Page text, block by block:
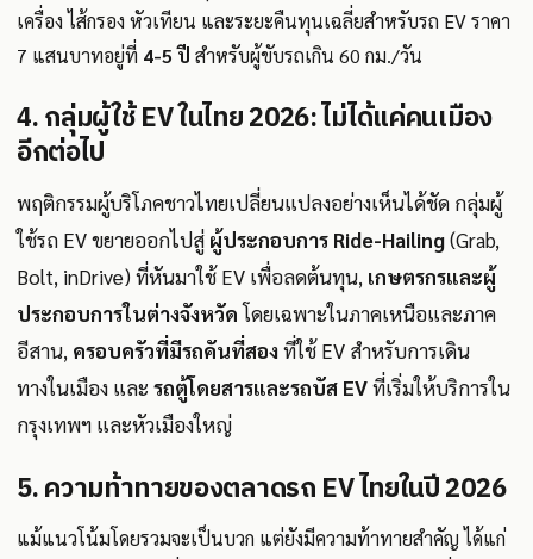
เครื่อง ไส้กรอง หัวเทียน และระยะคืนทุนเฉลี่ยสำหรับรถ EV ราคา
7 แสนบาทอยู่ที่ 4-5 ปี สำหรับผู้ขับรถเกิน 60 กม./วัน
4. กลุ่มผู้ใช้ EV ในไทย 2026: ไม่ได้แค่คนเมือง
อีกต่อไป
พฤติกรรมผู้บริโภคชาวไทยเปลี่ยนแปลงอย่างเห็นได้ชัด กลุ่มผู้
ใช้รถ EV ขยายออกไปสู่ ผู้ประกอบการ Ride-Hailing(Grab,
Bolt, inDrive) ที่หันมาใช้ EV เพื่อลดต้นทุน, เกษตรกรและผู้
ประกอบการในต่างจังหวัดโดยเฉพาะในภาคเหนือและภาค
อีสาน, ครอบครัวที่มีรถคันที่สองที่ใช้ EV สำหรับการเดิน
ทางในเมือง และ รถตู้โดยสารและรถบัส EVที่เริ่มให้บริการใน
กรุงเทพฯ และหัวเมืองใหญ่
5. ความท้าทายของตลาดรถ EV ไทยในปี 2026
แม้แนวโน้มโดยรวมจะเป็นบวก แต่ยังมีความท้าทายสำคัญ ได้แก่